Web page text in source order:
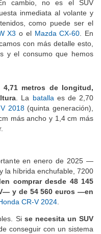
cambio, no es el SUV
inmediata al volante y
como puede ser el
X3 o el Mazda CX-60 . En
con más detalle esto,
y el consumo que hemos
4,71 metros de longitud,
. La batalla es de 2,70
2018(quinta generación),
más ancho y 1,4 cm más
en enero de 2025 —
la híbrida enchufable, 7200
comprar desde 48 145
y de 54 560 euros —en
CR-V 2024
Si se necesita un SUV
conseguir con un sistema